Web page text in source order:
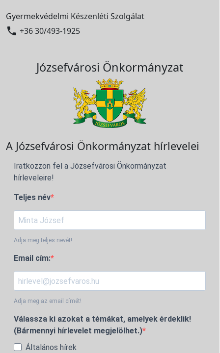
Gyermekvédelmi Készenléti Szolgálat
 +36 30/493-1925
Józsefvárosi Önkormányzat
A Józsefvárosi Önkormányzat hírlevelei
Iratkozzon fel a Józsefvárosi Önkormányzat
hírleveleire!
Teljes név
Adja meg teljes nevét!
Email cím:
Adja meg az email címét!
Válassza ki azokat a témákat, amelyek érdeklik!
(Bármennyi hírlevelet megjelölhet.)
Általános hírek